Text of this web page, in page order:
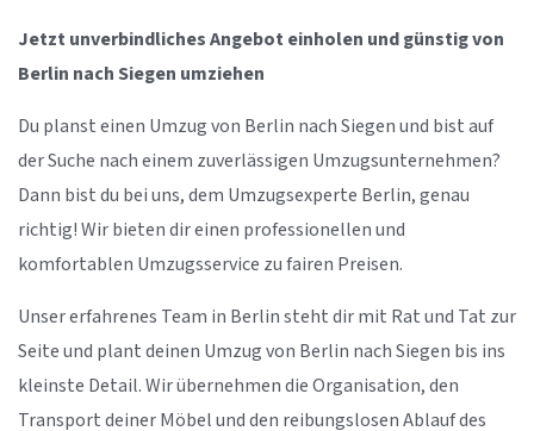
Jetzt unverbindliches Angebot einholen und günstig von
Berlin nach Siegen umziehen
Du planst einen Umzug von Berlin nach Siegen und bist auf
der Suche nach einem zuverlässigen Umzugsunternehmen?
Dann bist du bei uns, dem Umzugsexperte Berlin, genau
richtig! Wir bieten dir einen professionellen und
komfortablen Umzugsservice zu fairen Preisen.
Unser erfahrenes Team in Berlin steht dir mit Rat und Tat zur
Seite und plant deinen Umzug von Berlin nach Siegen bis ins
kleinste Detail. Wir übernehmen die Organisation, den
Transport deiner Möbel und den reibungslosen Ablauf des